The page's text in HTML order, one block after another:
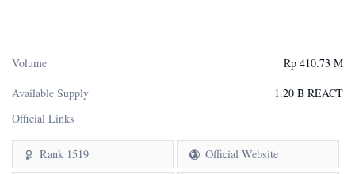
Volume
Rp 410.73 M
Available Supply
1.20 B REACT
Official Links
Rank 1519 Official Website